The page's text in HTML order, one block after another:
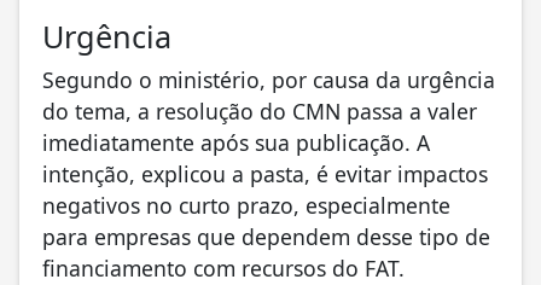
Urgência
Segundo o ministério, por causa da urgência
do tema, a resolução do CMN passa a valer
imediatamente após sua publicação. A
intenção, explicou a pasta, é evitar impactos
negativos no curto prazo, especialmente
para empresas que dependem desse tipo de
financiamento com recursos do FAT.